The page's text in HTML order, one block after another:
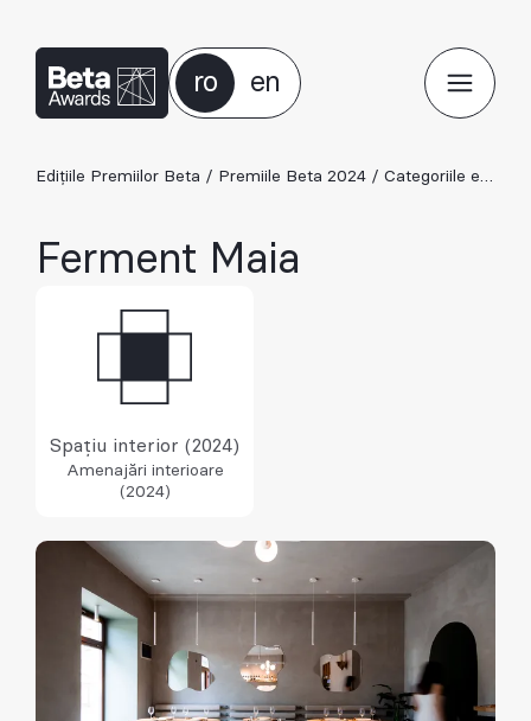
ro en
Edițiile Premiilor Beta / Premiile Beta 2024 / Categoriile ediției 2024
Ferment Maia
Spațiu interior (2024)
Amenajări interioare
(2024)